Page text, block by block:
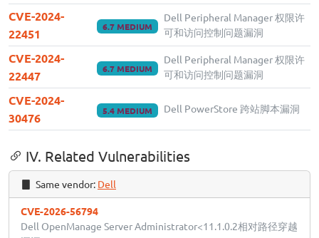
CVE-2024-
22451
6.7 MEDIUM
Dell Peripheral Manager 权限许
可和访问控制问题漏洞
CVE-2024-
22447
6.7 MEDIUM
Dell Peripheral Manager 权限许
可和访问控制问题漏洞
CVE-2024-
30476
5.4 MEDIUM Dell PowerStore 跨站脚本漏洞
IV. Related Vulnerabilities
Same vendor: Dell
CVE-2026-56794
Dell OpenManage Server Administrator<11.1.0.2相对路径穿越